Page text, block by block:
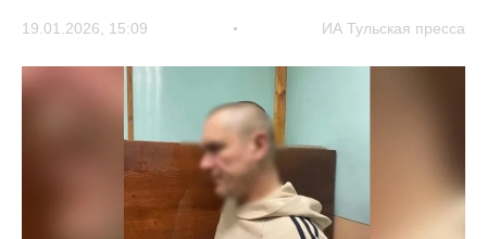
19.01.2026, 15:09 ИА Тульская пресса